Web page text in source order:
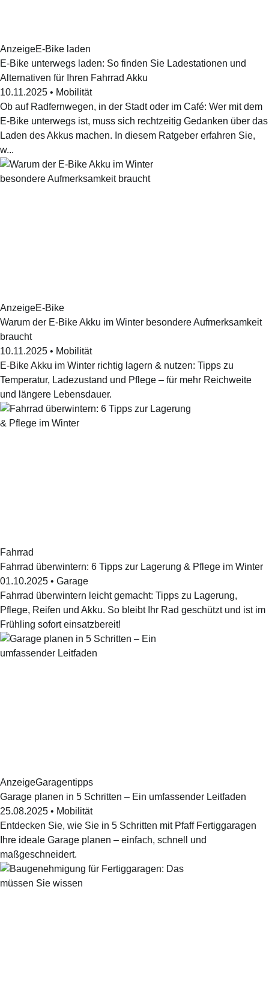
AnzeigeE-Bike laden
E-Bike unterwegs laden: So finden Sie Ladestationen und
Alternativen für Ihren Fahrrad Akku
10.11.2025 • Mobilität
Ob auf Radfernwegen, in der Stadt oder im Café: Wer mit dem
E-Bike unterwegs ist, muss sich rechtzeitig Gedanken über das
Laden des Akkus machen. In diesem Ratgeber erfahren Sie,
w...
AnzeigeE-Bike
Warum der E-Bike Akku im Winter besondere Aufmerksamkeit
braucht
10.11.2025 • Mobilität
E-Bike Akku im Winter richtig lagern & nutzen: Tipps zu
Temperatur, Ladezustand und Pflege – für mehr Reichweite
und längere Lebensdauer.
Fahrrad
Fahrrad überwintern: 6 Tipps zur Lagerung & Pflege im Winter
01.10.2025 • Garage
Fahrrad überwintern leicht gemacht: Tipps zu Lagerung,
Pflege, Reifen und Akku. So bleibt Ihr Rad geschützt und ist im
Frühling sofort einsatzbereit!
AnzeigeGaragentipps
Garage planen in 5 Schritten – Ein umfassender Leitfaden
25.08.2025 • Mobilität
Entdecken Sie, wie Sie in 5 Schritten mit Pfaff Fertiggaragen
Ihre ideale Garage planen – einfach, schnell und
maßgeschneidert.